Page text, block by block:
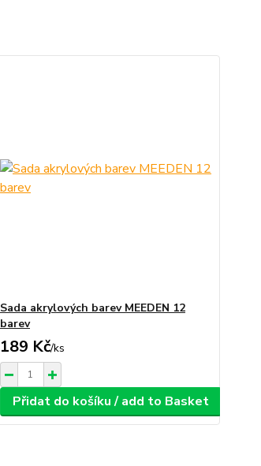
Sada akrylových barev MEEDEN 12
barev
189 Kč/ks
Přidat do košíku / add to Basket